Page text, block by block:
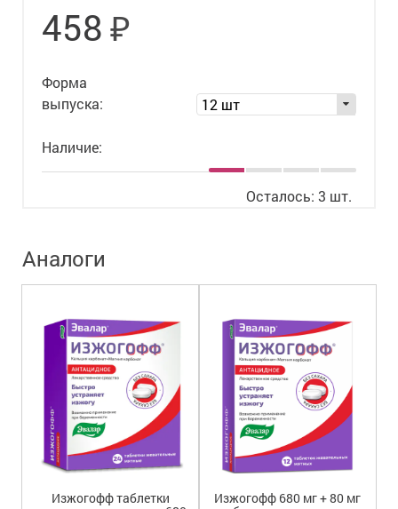
Мама и малыш
Витаминыи БАД
Скидки и акции
Вакансии
458₽
Форма
выпуска:
12 шт
Наличие:
Осталось: 3 шт.
Аналоги
Изжогофф таблетки Изжогофф 680 мг + 80 мг